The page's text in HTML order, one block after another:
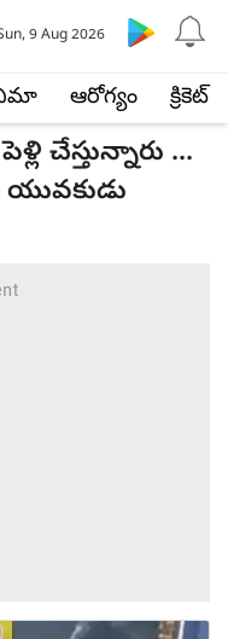
ఆరోగ్యం క్రికెట్
9 Aug 2026
చేస్తున్నారు ...